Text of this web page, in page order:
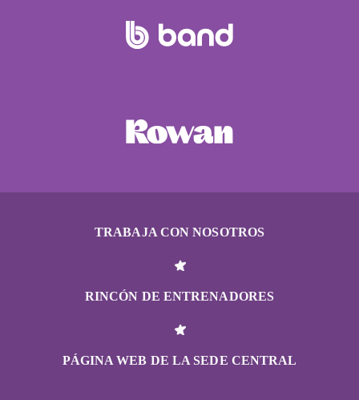
TRABAJA CON NOSOTROS
RINCÓN DE ENTRENADORES
PÁGINA WEB DE LA SEDE CENTRAL